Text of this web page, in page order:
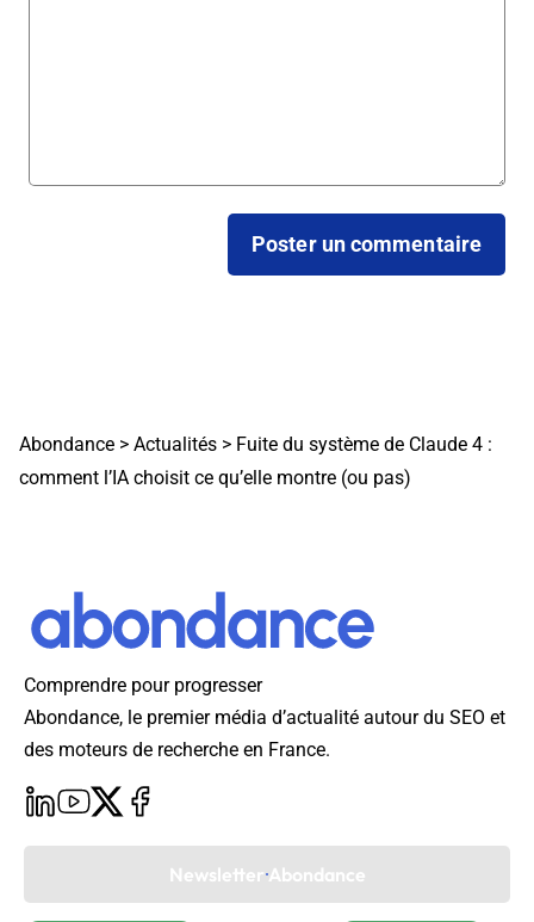
Abondance > Actualités > Fuite du système de Claude 4 :
comment l’IA choisit ce qu’elle montre (ou pas)
Comprendre pour progresser
Abondance, le premier média d’actualité autour du SEO et
des moteurs de recherche en France.
Newsletter Abondance